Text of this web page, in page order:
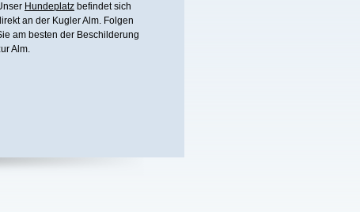
Hundeplatz befindet sich
an der Kugler Alm. Folgen
am besten der Beschilderung
Alm.